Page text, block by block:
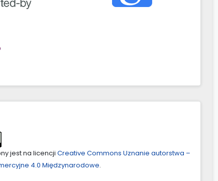
jest na licencji Creative Commons Uznanie autorstwa –
4.0 Międzynarodowe.